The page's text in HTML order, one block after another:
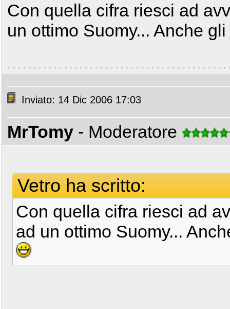
Con quella cifra riesci ad
un ottimo Suomy... Anche
Inviato: 14 Dic 2006 17:03
MrTomy - Moderatore
Vetro ha scritto:
Con quella cifra riesci ad
ad un ottimo Suomy...